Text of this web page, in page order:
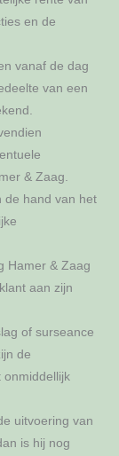
en de
vanaf de dag
van een
& Zaag.
de hand van het
Hamer & Zaag
aan zijn
of surseance
de
onmiddellijk
uitvoering van
is hij nog